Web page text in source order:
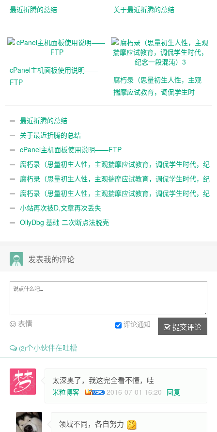
最近折腾的总结 关于最近折腾的总结
cPanel主机面板使用说明——
FTP
腐朽录（思量初生人性，主观
揣摩应试教育，调侃学生时
最近折腾的总结
关于最近折腾的总结
cPanel主机面板使用说明——FTP
腐朽录（思量初生人性，主观揣摩应试教育，调侃学生时代，纪
念一段混沌）3
腐朽录（思量初生人性，主观揣摩应试教育，调侃学生时代，纪
念一段混沌）2
腐朽录（思量初生人性，主观揣摩应试教育，调侃学生时代，纪
念一段混沌）
小站再次被D,文章再次丢失
OllyDbg 基础 二次断点法脱壳
发表我的评论
提交评论
评论通知
表情
(2)个小伙伴在吐槽
太深奥了，我这完全看不懂，哇
米粒博客 2016-07-01 16:20 回复
领域不同，各自努力